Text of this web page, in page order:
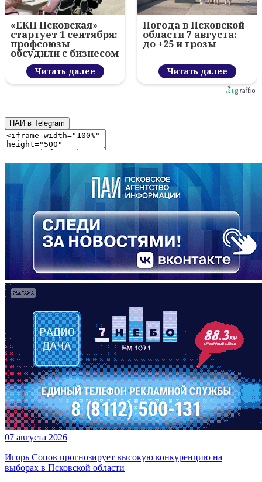
«ЕКП Псковская»
стартует 1 сентября:
профсоюзы
обсудили с бизнесом
новый цифровой
проектЧитать далее
Погода в Псковской
области 7 августа:
до +25 и грозы
Читать далее
ПАИ в Telegram
07 августа 2026
Игорь Сопов прогнозирует высокую конкуренцию на
выборах в Псковской области